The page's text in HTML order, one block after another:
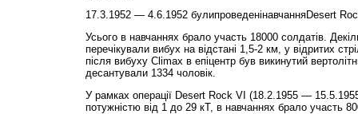
17.3.1952 — 4.6.1952 булипроведенінавчанняDesert
Усього в навчаннях брало участь 18000 солдатів.
перечікували вибух на відстані 1,5-2 км, у відритих
після вибуху Climax в епіцентр був викинутий
десантували 1334 чоловік.
У рамках операції Desert Rock VI (18.2.1955 —
потужністю від 1 до 29 кТ, в навчаннях брало участь